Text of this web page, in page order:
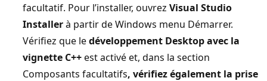
facultatif. Pour l’installer, ouvrez Visual Studio
Installerà partir de Windows menu Démarrer.
Vérifiez que ledéveloppement Desktop avec la
vignette C++est activé et, dans la section
Composants facultatifs, vérifiezégalement la prise